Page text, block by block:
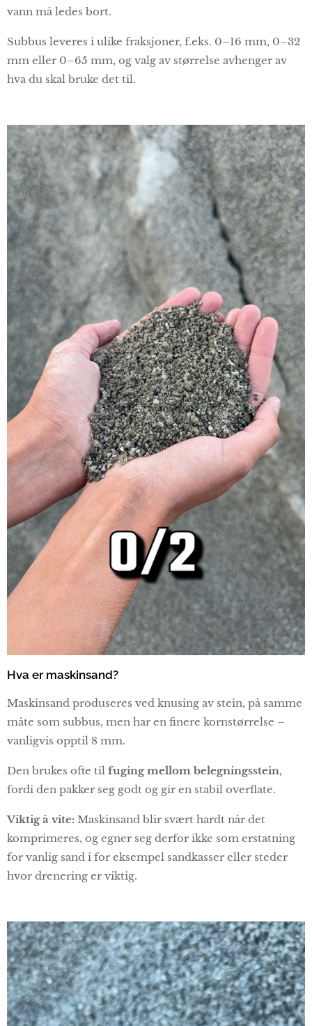
vann må ledes bort.
Subbus leveres i ulike fraksjoner, f.eks. 0–16 mm, 0–32
mm eller 0–65 mm, og valg av størrelse avhenger av
hva du skal bruke det til.
Hva er maskinsand?
Maskinsand produseres ved knusing av stein, på samme
måte som subbus, men har en finere kornstørrelse –
vanligvis opptil 8 mm.
Den brukes ofte til fuging mellom belegningsstein,
fordi den pakker seg godt og gir en stabil overflate.
Viktig å vite: Maskinsand blir svært hardt når det
komprimeres, og egner seg derfor ikke som erstatning
for vanlig sand i for eksempel sandkasser eller steder
hvor drenering er viktig.